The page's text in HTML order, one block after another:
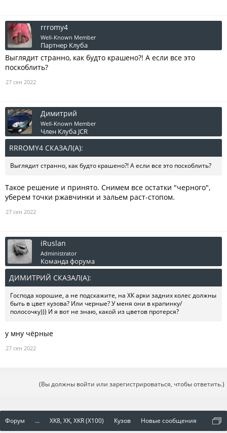
rrromy4
Well-Known Member
Партнер Клуба
Выглядит странно, как будто крашено?! А если все это
поскоблить?
27 сен 2022
Димитрий
Well-Known Member
Член Клуба JCR
RRROMY4 СКАЗАЛ(А):
Выглядит странно, как будто крашено?! А если все это поскоблить?
Такое решение и принято. Снимем все остатки "черного",
уберем точки ржавчинки и зальем раст-стопом.
27 сен 2022
iRuslan
Administrator
Команда форума
ДИМИТРИЙ СКАЗАЛ(А):
Господа хорошие, а не подскажите, на ХК арки задних колес должны
быть в цвет кузова? Или черные? У меня они в крапинку/
полосочку))) И я вот не знаю, какой из цветов протерся?
у мну чёрные
27 сен 2022
(Вы должны войти или зарегистрироваться, чтобы ответить.)
Форум ... XK8, XK, XKR (X100) Кузов Новые сообщения